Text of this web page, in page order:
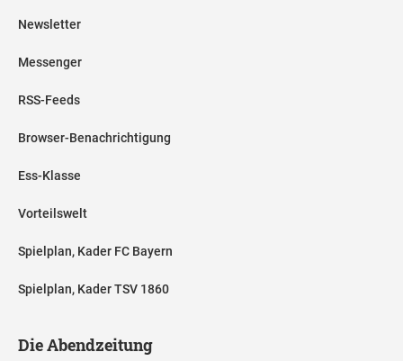
Newsletter
Messenger
RSS-Feeds
Browser-Benachrichtigung
Ess-Klasse
Vorteilswelt
Spielplan, Kader FC Bayern
Spielplan, Kader TSV 1860
Die Abendzeitung